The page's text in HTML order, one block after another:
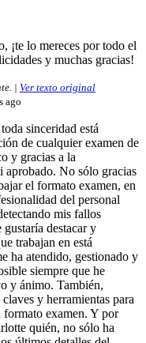
¡te lo mereces por todo el
y muchas gracias!
| Ver texto original
ago
sinceridad está
de cualquier examen de
y gracias a la
aprobado. No sólo gracias
el formato examen, en
del personal
mis fallos
destacar y
trabajan en está
ha atendido, gestionado y
siempre que he
y ánimo. También,
y herramientas para
formato examen. Y por
quién, no sólo ha